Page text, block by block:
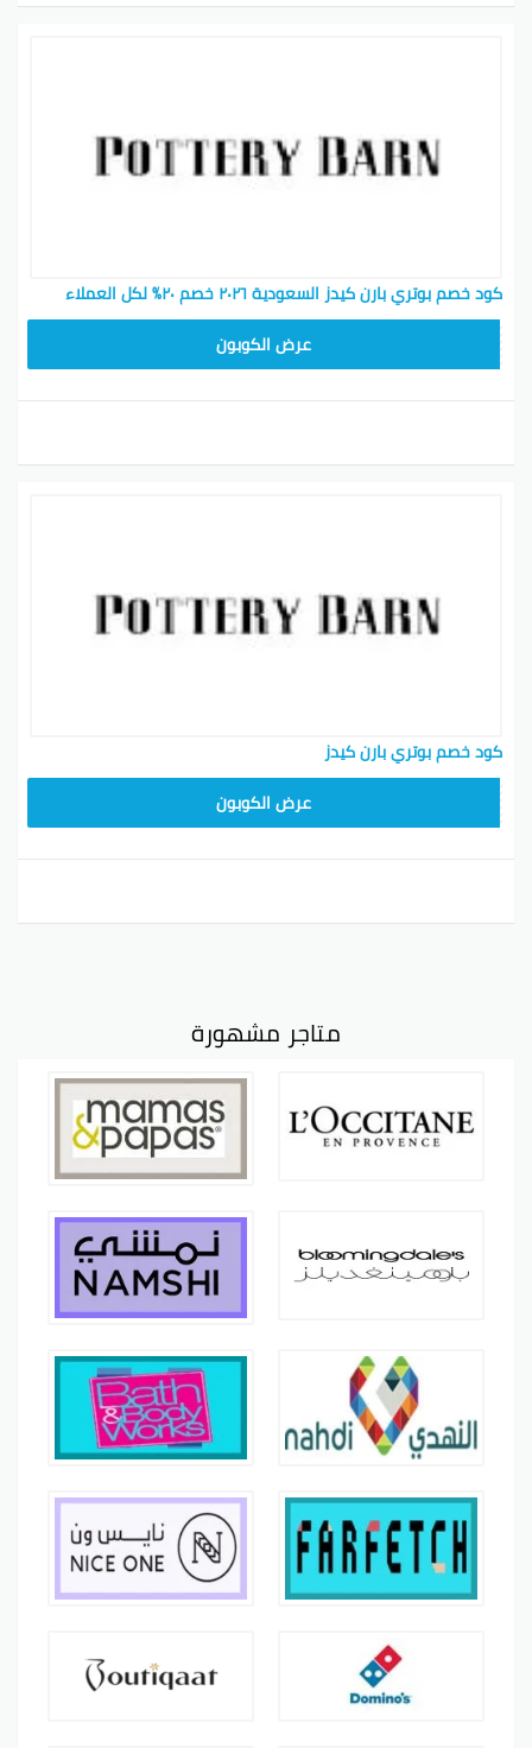
كود خصم بوتري بارن كيدز السعودية ٢٠٢٦ خصم ٢٠٪ لكل العملاء
عرض الكوبون
كود خصم بوتري بارن كيدز
عرض الكوبون
متاجر مشهورة